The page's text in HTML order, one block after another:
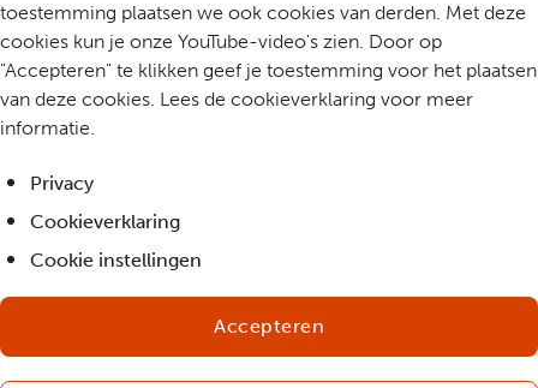
toestemming plaatsen we ook cookies van derden. Met deze
cookies kun je onze YouTube-video's zien. Door op
"Accepteren" te klikken geef je toestemming voor het plaatsen
van deze cookies. Lees de cookieverklaring voor meer
informatie.
Privacy
Cookieverklaring
Cookie instellingen
Accepteren